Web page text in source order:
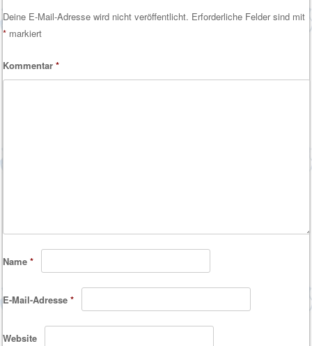
Deine E-Mail-Adresse wird nicht veröffentlicht. Erforderliche Felder sind mit
* markiert
Kommentar*
Name*
E-Mail-Adresse*
Website